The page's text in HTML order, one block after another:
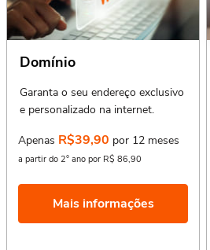
Domínio
Garanta o seu endereço exclusivo
e personalizado na internet.
Apenas R$39,90 por 12 meses
a partir do 2° ano por R$ 86,90
Mais informações